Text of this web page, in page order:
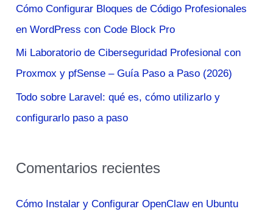
r
:
Cómo Configurar Bloques de Código Profesionales
en WordPress con Code Block Pro
Mi Laboratorio de Ciberseguridad Profesional con
Proxmox y pfSense – Guía Paso a Paso (2026)
Todo sobre Laravel: qué es, cómo utilizarlo y
configurarlo paso a paso
Comentarios recientes
Cómo Instalar y Configurar OpenClaw en Ubuntu